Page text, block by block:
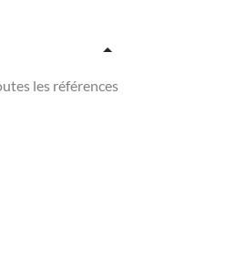
les références